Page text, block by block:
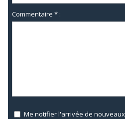
Commentaire * :
Me notifier l'arrivée de